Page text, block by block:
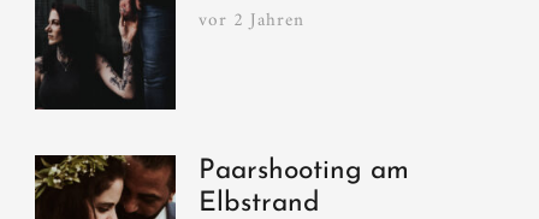
vor 2 Jahren
Paarshooting am
Elbstrand